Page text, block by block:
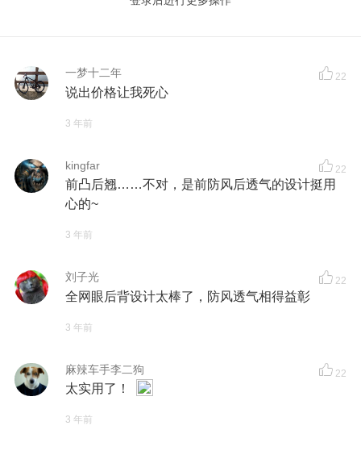
一梦十二年 22
说出价格让我死心
3 年前
kingfar 22
前凸后翘……不对，是前防风后透气的设计挺用
心的~
3 年前
刘子光 22
全网眼后背设计太棒了，防风透气相得益彰
3 年前
麻辣车手李二狗 22
太实用了！
3 年前